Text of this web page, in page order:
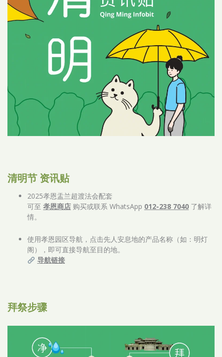
清明节 资讯贴
2025孝恩盂兰超渡法会配套
可至 孝恩商店 购买或联系 WhatsApp 012-238 7040 了解详
情。
使用孝恩园区导航，点击先人安息地的产品名称（如：明灯
阁），即可直接导航至目的地。
导航链接
拜祭步骤